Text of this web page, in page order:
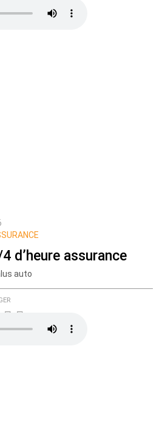
ici
les nouveaux commentaires
d’heure assurance
auto